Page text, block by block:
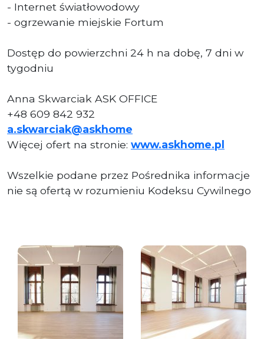
- Internet światłowodowy
- ogrzewanie miejskie Fortum
Dostęp do powierzchni 24 h na dobę, 7 dni w
tygodniu
Anna Skwarciak ASK OFFICE
+48 609 842 932
a.skwarciak@askhome
Więcej ofert na stronie: www.askhome.pl
Wszelkie podane przez Pośrednika informacje
nie są ofertą w rozumieniu Kodeksu Cywilnego